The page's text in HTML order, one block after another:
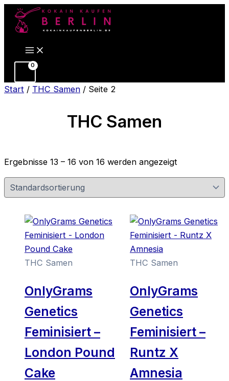
Zum
Inhalt
Start / THC Samen / Seite 2
THC Samen
Ergebnisse 13 – 16 von 16 werden angezeigt
THC Samen
OnlyGrams
Genetics
Feminisiert –
London Pound
Cake
THC Samen
OnlyGrams
Genetics
Feminisiert –
Runtz X
Amnesia